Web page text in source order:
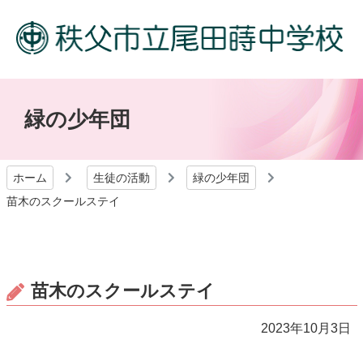
緑の少年団
ホーム 生徒の活動
緑の少年団
苗木のスクールステイ
苗木のスクールステイ
2023年10月3日